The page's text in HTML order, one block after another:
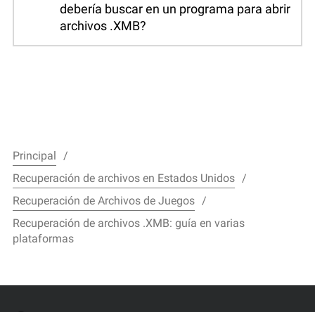
debería buscar en un programa para abrir
archivos .XMB?
Principal
Recuperación de archivos en Estados Unidos
Recuperación de Archivos de Juegos
Recuperación de archivos .XMB: guía en varias
plataformas